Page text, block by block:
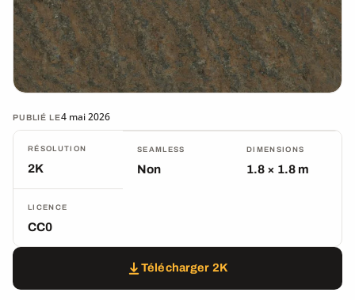
PUBLIÉ LE4 mai 2026
RÉSOLUTION
2K
SEAMLESS
Non
DIMENSIONS
1.8 × 1.8 m
LICENCE
CC0
Télécharger 2K